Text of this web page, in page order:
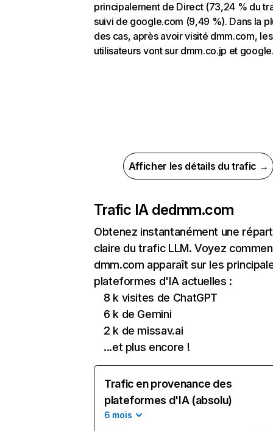
principalement de Direct (73,24 % du
suivi de google.com (9,49 %). Dans la
des cas, après avoir visité dmm.com, les
utilisateurs vont sur dmm.co.jp et
Afficher les détails du trafic →
Trafic IA dedmm.com
Obtenez instantanément une
claire du trafic LLM. Voyez
dmm.com apparaît sur les
plateformes d'IA actuelles :
8 k visites de ChatGPT
6 k de Gemini
2 k de missav.ai
...et plus encore !
Trafic en provenance des
plateformes d'IA (absolu)
6 mois